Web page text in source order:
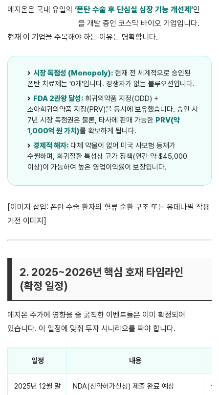
메지온은 국내 유일의 ‘폰탄 수술 후 단심실 심장 기능 개선제’인
을 개발 중인 코스닥 바이오 기업입니다.
현재 이 기업을 주목해야 하는 이유는 명확합니다.
시장 독점성 (Monopoly): 현재 전 세계적으로 승인된
폰탄 치료제는 '0개'입니다. 경쟁자가 없는 블루오션입니다.
FDA 2관왕 달성: 희귀의약품 지정(ODD) +
소아희귀의약품 지정(PRV)을 동시에 보유했습니다. 승인 시
7년 시장 독점권은 물론, 타사에 판매 가능한 PRV(약
1,000억 원 가치)를 확보하게 됩니다.
경제적 해자: 대체 약물이 없어 미국 사보험 등재가
수월하며, 희귀질환 특성상 고가 정책(연간 약 $45,000
이상)이 가능하여 높은 영업이익률이 보장됩니다.
[이미지 삽입: 폰탄 수술 환자의 혈류 순환 구조 또는 유데나필 작용
기전 이미지]
2. 2025~2026년 핵심 호재 타임라인
(확정 일정)
메지온 주가에 영향을 줄 굵직한 이벤트들은 이미 확정되어
있습니다. 이 일정에 맞춰 투자 시나리오를 짜야 합니다.
일정 내용
2025년 12월 말 NDA(신약허가신청) 제출 완료 예상